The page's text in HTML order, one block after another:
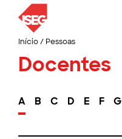
Início/ Pessoas
Docentes
A B C D E F G